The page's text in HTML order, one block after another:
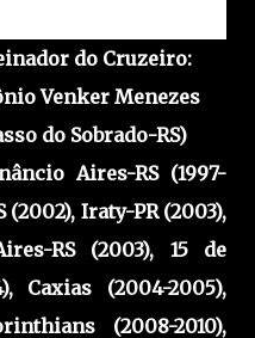
do Cruzeiro:
Venker Menezes
do Sobrado-RS)
Aires-RS (1997-
(2002), Iraty-PR (2003),
RS (2003), 15 de
Caxias (2004-2005),
(2008-2010),